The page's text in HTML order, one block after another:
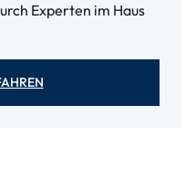
Experten im Haus